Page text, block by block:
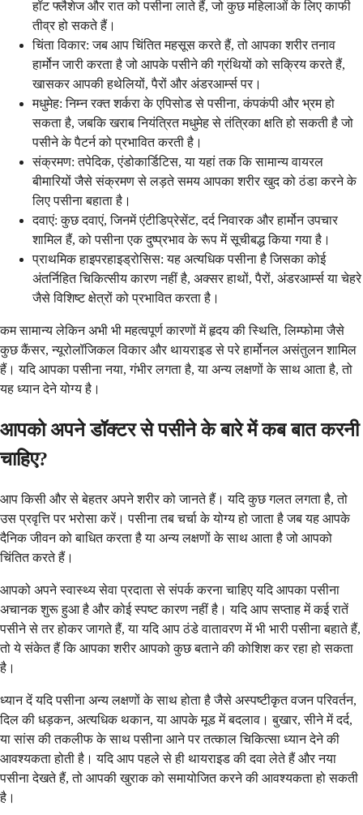
हॉट फ्लैशेज और रात को पसीना लाते हैं, जो कुछ महिलाओं के लिए काफी
तीव्र हो सकते हैं।
चिंता विकार: जब आप चिंतित महसूस करते हैं, तो आपका शरीर तनाव
हार्मोन जारी करता है जो आपके पसीने की ग्रंथियों को सक्रिय करते हैं,
खासकर आपकी हथेलियों, पैरों और अंडरआर्म्स पर।
मधुमेह: निम्न रक्त शर्करा के एपिसोड से पसीना, कंपकंपी और भ्रम हो
सकता है, जबकि खराब नियंत्रित मधुमेह से तंत्रिका क्षति हो सकती है जो
पसीने के पैटर्न को प्रभावित करती है।
संक्रमण: तपेदिक, एंडोकार्डिटिस, या यहां तक ​​कि सामान्य वायरल
बीमारियों जैसे संक्रमण से लड़ते समय आपका शरीर खुद को ठंडा करने के
लिए पसीना बहाता है।
दवाएं: कुछ दवाएं, जिनमें एंटीडिप्रेसेंट, दर्द निवारक और हार्मोन उपचार
शामिल हैं, को पसीना एक दुष्प्रभाव के रूप में सूचीबद्ध किया गया है।
प्राथमिक हाइपरहाइड्रोसिस: यह अत्यधिक पसीना है जिसका कोई
अंतर्निहित चिकित्सीय कारण नहीं है, अक्सर हाथों, पैरों, अंडरआर्म्स या चेहरे
जैसे विशिष्ट क्षेत्रों को प्रभावित करता है।
कम सामान्य लेकिन अभी भी महत्वपूर्ण कारणों में हृदय की स्थिति, लिम्फोमा जैसे
कुछ कैंसर, न्यूरोलॉजिकल विकार और थायराइड से परे हार्मोनल असंतुलन शामिल
हैं। यदि आपका पसीना नया, गंभीर लगता है, या अन्य लक्षणों के साथ आता है, तो
यह ध्यान देने योग्य है।
आपको अपने डॉक्टर से पसीने के बारे में कब बात करनी
चाहिए?
आप किसी और से बेहतर अपने शरीर को जानते हैं। यदि कुछ गलत लगता है, तो
उस प्रवृत्ति पर भरोसा करें। पसीना तब चर्चा के योग्य हो जाता है जब यह आपके
दैनिक जीवन को बाधित करता है या अन्य लक्षणों के साथ आता है जो आपको
चिंतित करते हैं।
आपको अपने स्वास्थ्य सेवा प्रदाता से संपर्क करना चाहिए यदि आपका पसीना
अचानक शुरू हुआ है और कोई स्पष्ट कारण नहीं है। यदि आप सप्ताह में कई रातें
पसीने से तर होकर जागते हैं, या यदि आप ठंडे वातावरण में भी भारी पसीना बहाते हैं,
तो ये संकेत हैं कि आपका शरीर आपको कुछ बताने की कोशिश कर रहा हो सकता
है।
ध्यान दें यदि पसीना अन्य लक्षणों के साथ होता है जैसे अस्पष्टीकृत वजन परिवर्तन,
दिल की धड़कन, अत्यधिक थकान, या आपके मूड में बदलाव। बुखार, सीने में दर्द,
या सांस की तकलीफ के साथ पसीना आने पर तत्काल चिकित्सा ध्यान देने की
आवश्यकता होती है। यदि आप पहले से ही थायराइड की दवा लेते हैं और नया
पसीना देखते हैं, तो आपकी खुराक को समायोजित करने की आवश्यकता हो सकती
है।